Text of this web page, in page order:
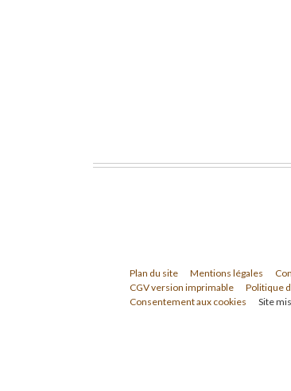
Plan du site Mentions légales
CGV version imprimable
Politique
Consentement aux cookies
Site